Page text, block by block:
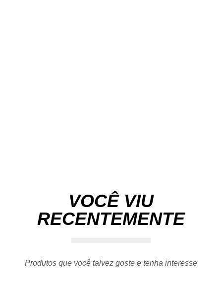
VOCÊ VIU
RECENTEMENTE
Produtos que você talvez goste e tenha interesse